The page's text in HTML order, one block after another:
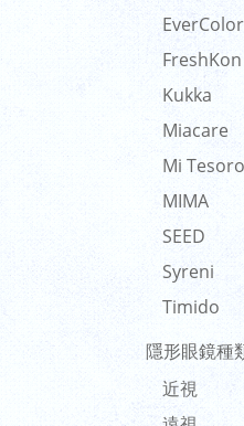
EverColor
FreshKon
Kukka
Miacare
Mi Tesoro
MIMA
SEED
Syreni
Timido
隱形眼鏡種
近視